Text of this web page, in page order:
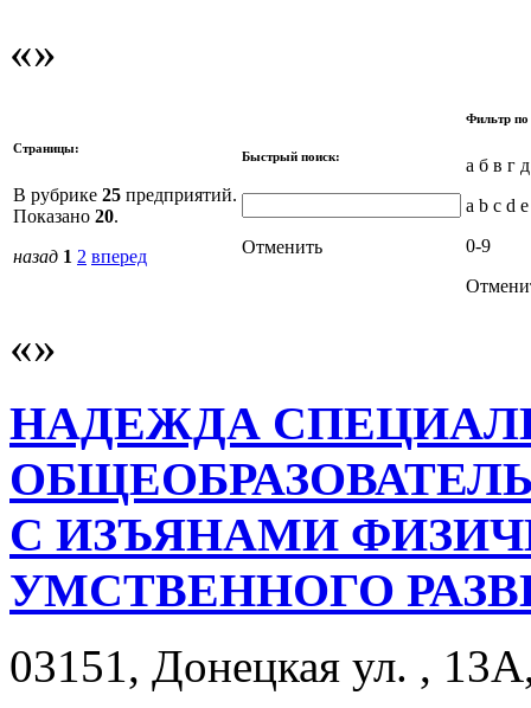
Страницы:
В рубрике 25 предприятий.
Показано 20.
назад 1 2 вперед
Быстрый поиск:
Отменить
Фильтр по
а б в г
a b c d
0-9
НАДЕЖДА
С ИЗЪЯНАМИ
УМСТВЕННОГО
03151, Донецкая ул. ,